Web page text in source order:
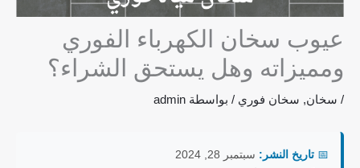
عيوب سخان الكهرباء الفوري
ومميزاته وهل يستحق الشراء؟
/ سخان, سخان فوري / بواسطة admin
📅 تاريخ النشر: سبتمبر 28, 2024